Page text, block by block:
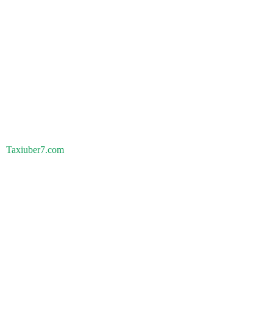
Taxiuber7.com